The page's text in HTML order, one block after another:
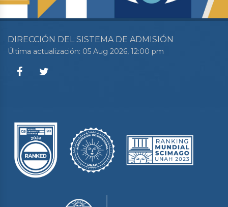
DIRECCIÓN DEL SISTEMA DE ADMISIÓN
Última actualización: 05 Aug 2026, 12:00 pm